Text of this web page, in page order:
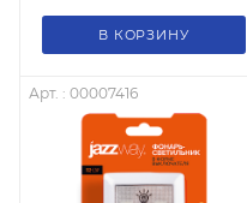
В КОРЗИНУ
Арт. : 00007416